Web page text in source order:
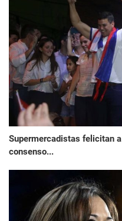
Supermercadistas felicitan
consenso...